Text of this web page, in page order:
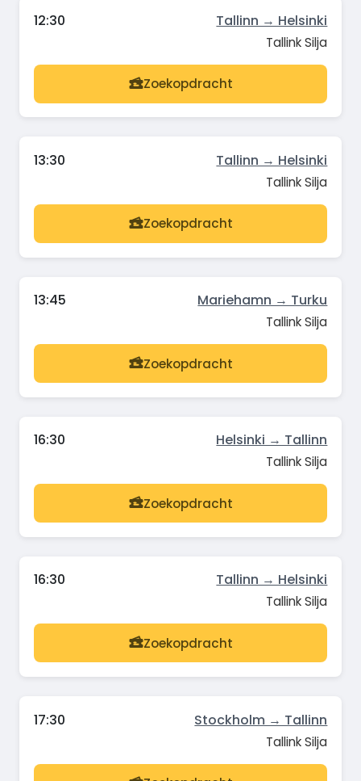
12:30 Tallinn → Helsinki
Tallink Silja
Zoekopdracht
13:30 Tallinn → Helsinki
Tallink Silja
Zoekopdracht
13:45 Mariehamn → Turku
Tallink Silja
Zoekopdracht
16:30 Helsinki → Tallinn
Tallink Silja
Zoekopdracht
16:30 Tallinn → Helsinki
Tallink Silja
Zoekopdracht
17:30 Stockholm → Tallinn
Tallink Silja